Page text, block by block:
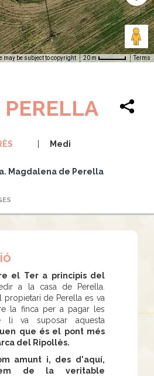
may be subject to copyright 20 m Terms
Medi
Magdalena de Perella
el Ter a principis del
a la casa de Perella.
propietari de Perella es va
la finca per a pagar les
li va suposar aquesta
que és el pont més
del Ripollès.
amunt i, des d'aquí,
de la veritable